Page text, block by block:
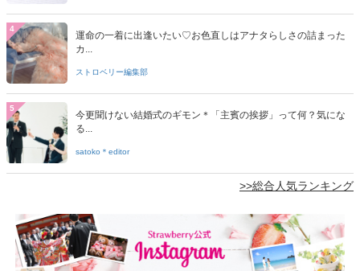
4
運命の一着に出逢いたい♡お色直しはアナタらしさの詰まった
カ...
ストロベリー編集部
5
今更聞けない結婚式のギモン＊「主賓の挨拶」って何？気にな
る...
satoko＊editor
>>総合人気ランキング